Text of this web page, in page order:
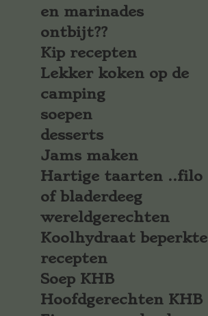
en marinades
ontbijt??
Kip recepten
Lekker koken op de
camping
soepen
desserts
Jams maken
Hartige taarten ..filo
of bladerdeeg
wereldgerechten
Koolhydraat beperkte
recepten
Soep KHB
Hoofdgerechten KHB